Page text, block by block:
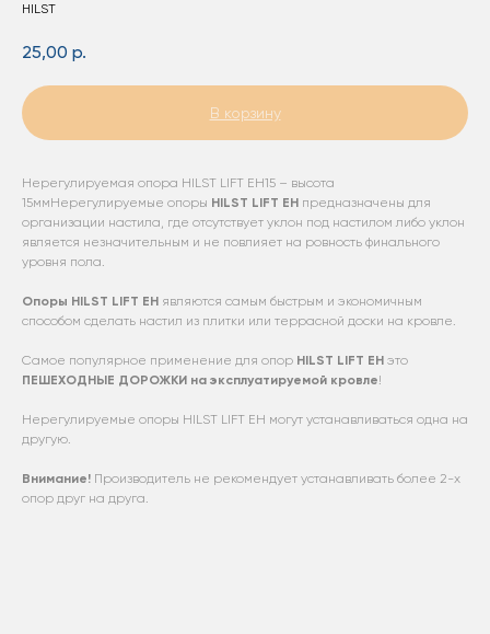
HILST
25,00 р.
В корзину
Нерегулируемая опора HILST LIFT ЕН15 – высота
15ммНерегулируемые опоры HILST LIFT EH предназначены для
организации настила, где отсутствует уклон под настилом либо уклон
является незначительным и не повлияет на ровность финального
уровня пола.
Опоры HILST LIFT ЕН являются самым быстрым и экономичным
способом сделать настил из плитки или террасной доски на кровле.
Самое популярное применение для опор HILST LIFT ЕН это
ПЕШЕХОДНЫЕ ДОРОЖКИ на эксплуатируемой кровле!
Нерегулируемые опоры HILST LIFT EH могут устанавливаться одна на
другую.
Внимание! Производитель не рекомендует устанавливать более 2-х
опор друг на друга.